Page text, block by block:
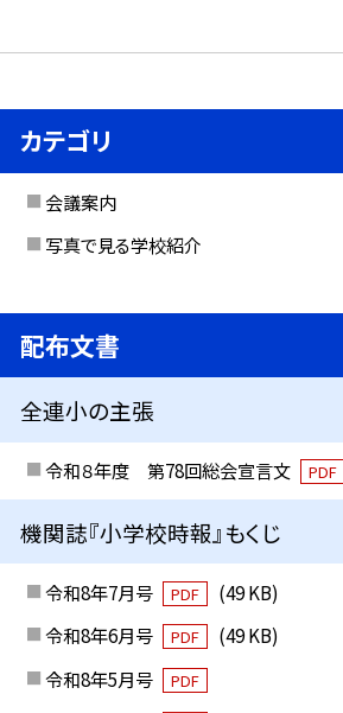
カテゴリ
会議案内
写真で見る学校紹介
配布文書
全連小の主張
令和８年度 第78回総会宣言文 PDF
機関誌『小学校時報』もくじ
令和8年7月号 PDF
(49 KB)
令和8年6月号
PDF
(49 KB)
令和8年5月号
PDF